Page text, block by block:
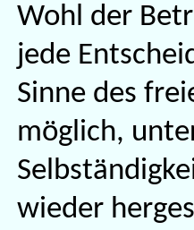
Wohl der
jede
Sinne des
möglich,
wieder